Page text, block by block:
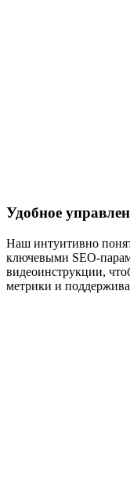
Удобное
Наш интуитивно
ключевыми SEO-
видеоинструкции,
метрики и